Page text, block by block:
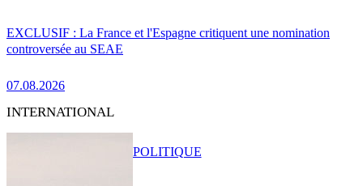
EXCLUSIF : La France et l'Espagne critiquent une nomination
controversée au SEAE
07.08.2026
INTERNATIONAL
POLITIQUE